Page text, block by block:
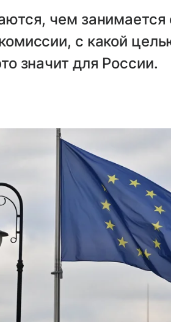
чем занимается
с какой
значит для России.